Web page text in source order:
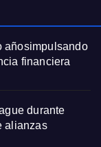
añosimpulsando
financiera
durante
alianzas